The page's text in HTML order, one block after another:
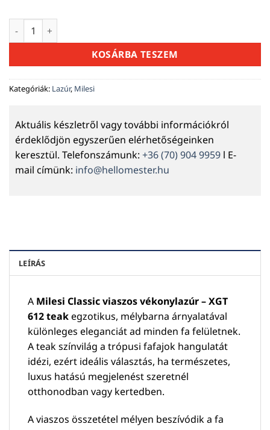
Milesi Classic viaszos vékonylazúr – XGT 612 teak, 1 L / 5 L
KOSÁRBA TESZEM
Kategóriák: Lazúr, Milesi
Aktuális készletről vagy további információkról
érdeklődjön egyszerűen elérhetőségeinken
keresztül. Telefonszámunk: +36 (70) 904 9959 l E-
mail címünk: info@hellomester.hu
LEÍRÁS
A Milesi Classic viaszos vékonylazúr – XGT
612 teakegzotikus, mélybarna árnyalatával
különleges eleganciát ad minden fa felületnek.
A teak színvilág a trópusi fafajok hangulatát
idézi, ezért ideális választás, ha természetes,
luxus hatású megjelenést szeretnél
otthonodban vagy kertedben.
A viaszos összetétel mélyen beszívódik a fa